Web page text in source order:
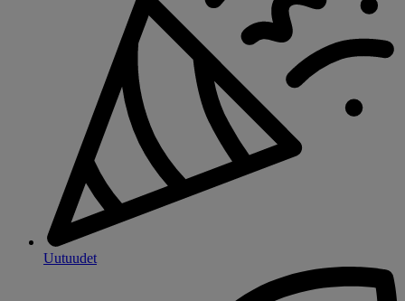
Uutuudet